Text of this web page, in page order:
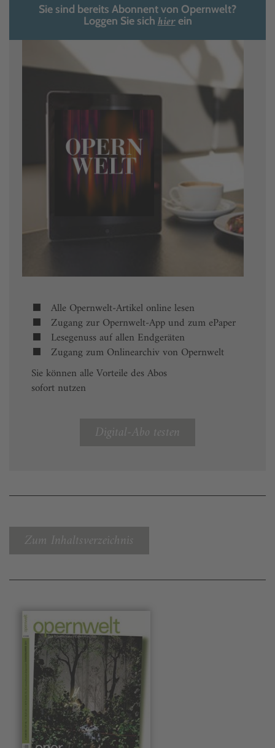
Sie sind bereits Abonnent von Opernwelt?
Loggen Sie sich hierein
Alle Opernwelt-Artikel online lesen
Zugang zur Opernwelt-App und zum ePaper
Lesegenuss auf allen Endgeräten
Zugang zum Onlinearchiv von Opernwelt
Sie können alle Vorteile des Abos
sofort nutzen
Digital-Abo testen
Zum Inhaltsverzeichnis